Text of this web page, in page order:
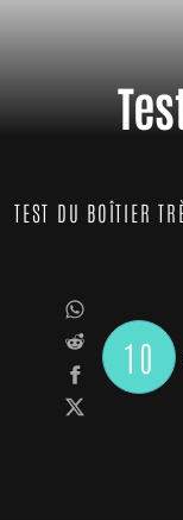
TEST DU BOÎTIER
10